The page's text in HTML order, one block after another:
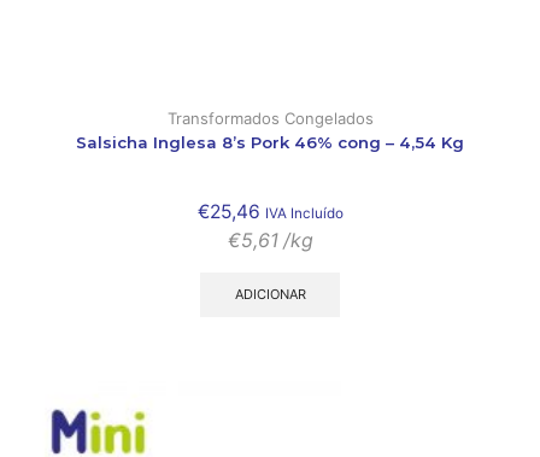
Transformados Congelados
Salsicha Inglesa 8’s Pork 46% cong – 4,54 Kg
€25,46 IVA Incluído
€5,61 /kg
ADICIONAR